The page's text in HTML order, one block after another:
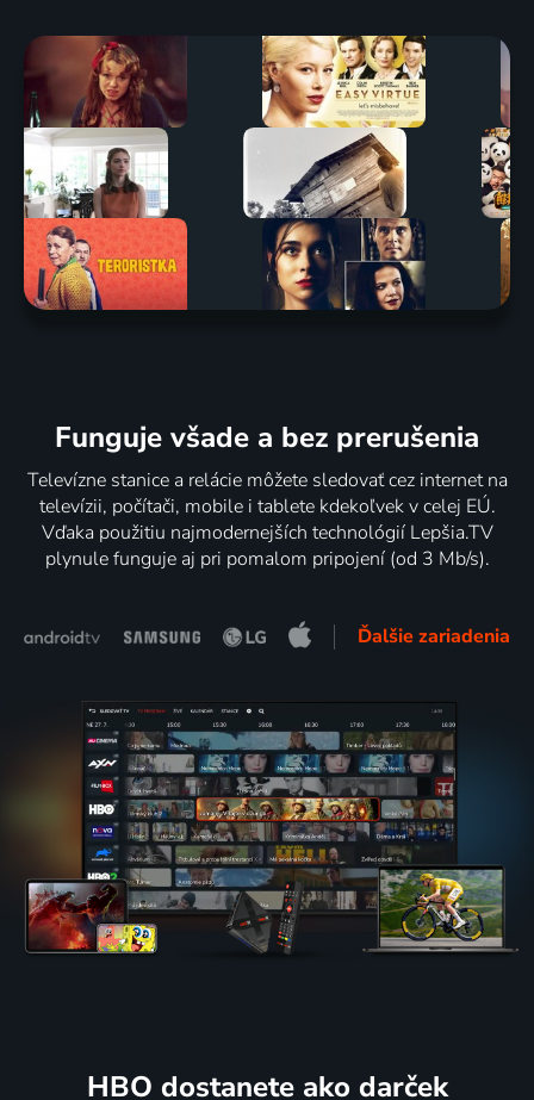
Funguje všade a bez prerušenia
Televízne stanice a relácie môžete sledovať cez internet na
televízii, počítači, mobile i tablete kdekoľvek v celej EÚ.
Vďaka použitiu najmodernejších technológií Lepšia.TV
plynule funguje aj pri pomalom pripojení (od 3 Mb/s).
Ďalšie zariadenia
HBO dostanete ako darček